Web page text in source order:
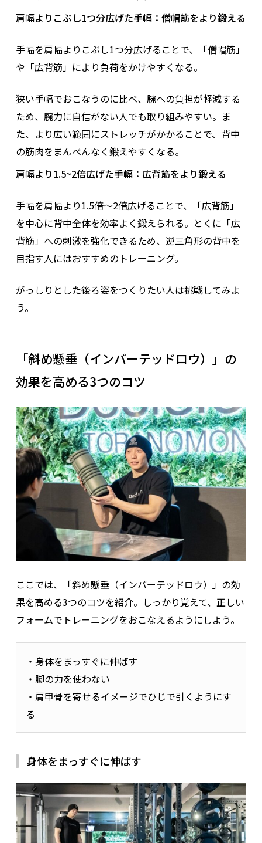
肩幅よりこぶし1つ分広げた手幅：僧帽筋をより鍛える
手幅を肩幅よりこぶし1つ分広げることで、「僧帽筋」
や「広背筋」により負荷をかけやすくなる。
狭い手幅でおこなうのに比べ、腕への負担が軽減する
ため、腕力に自信がない人でも取り組みやすい。ま
た、より広い範囲にストレッチがかかることで、背中
の筋肉をまんべんなく鍛えやすくなる。
肩幅より1.5~2倍広げた手幅：広背筋をより鍛える
手幅を肩幅より1.5倍〜2倍広げることで、「広背筋」
を中心に背中全体を効率よく鍛えられる。とくに「広
背筋」への刺激を強化できるため、逆三角形の背中を
目指す人にはおすすめのトレーニング。
がっしりとした後ろ姿をつくりたい人は挑戦してみよ
う。
「斜め懸垂（インバーテッドロウ）」の
効果を高める3つのコツ
ここでは、「斜め懸垂（インバーテッドロウ）」の効
果を高める3つのコツを紹介。 しっかり覚えて、正しい
フォームでトレーニングをおこなえるようにしよう。
・身体をまっすぐに伸ばす
・脚の力を使わない
・肩甲骨を寄せるイメージでひじで引くようにす
る
身体をまっすぐに伸ばす